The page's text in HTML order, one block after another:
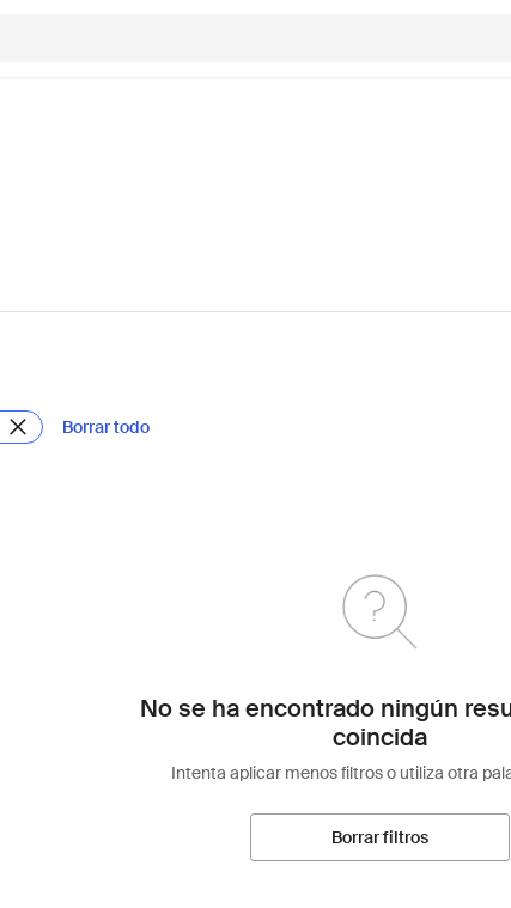
Borrar todo
No se ha encontrado ningún
coincida
Intenta aplicar menos filtros o utiliza otra
Borrar filtros